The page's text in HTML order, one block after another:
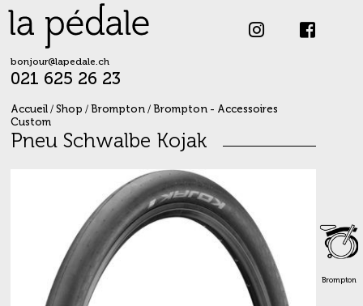
Skip
content
bonjour@lapedale.ch
021 625 26 23
Brompton
Accueil/ Shop / Brompton/ Brompton - Accessoires
Custom
Pneu Schwalbe Kojak